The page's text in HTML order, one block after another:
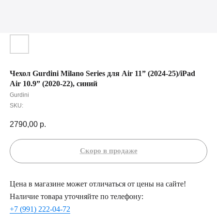
Чехол Gurdini Milano Series для Air 11” (2024-25)/iPad
Air 10.9” (2020-22), синий
Gurdini
SKU:
2790,00 р.
Цена в магазине может отличаться от цены на сайте!
Наличие товара уточняйте по телефону:
+7 (991) 222-04-72